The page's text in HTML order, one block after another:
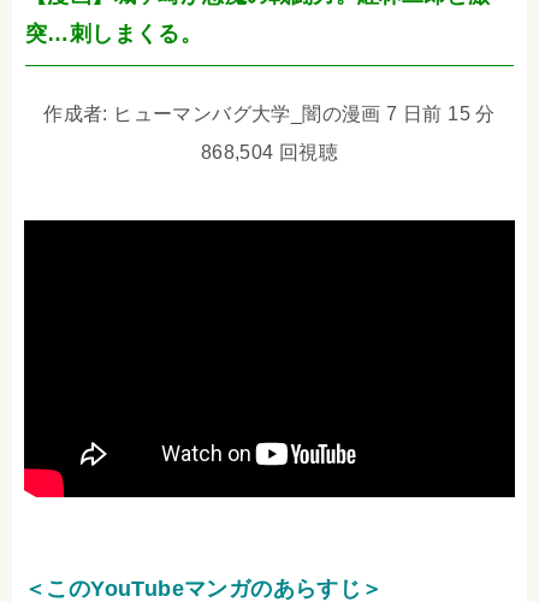
突…刺しまくる。
作成者: ヒューマンバグ大学_闇の漫画 7 日前 15 分
868,504 回視聴
＜このYouTubeマンガのあらすじ＞